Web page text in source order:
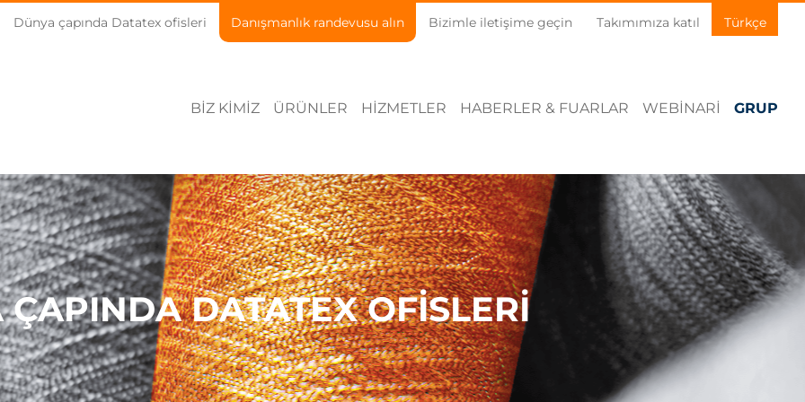
Dünya çapında Datatex ofisleri Danışmanlık randevusu alın Bizimle iletişime geçin Takımımıza katıl Türkçe
BIZ KIMIZ ÜRÜNLER HIZMETLER HABERLER & FUARLAR WEBINARI GRUP
ÇAPINDA DATATEX OFISLERI